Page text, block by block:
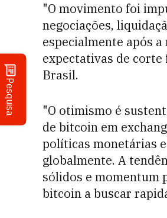
Pesquisa
"O movimento foi
negociações,
especialmente após
expectativas de
Brasil.
"O otimismo é
de bitcoin em
políticas monetárias
globalmente. A
sólidos e momentum
bitcoin a buscar